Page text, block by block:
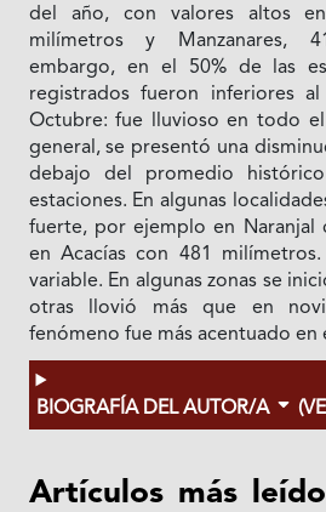
del año, con valores altos
milímetros y Manzanares,
embargo, en el 50% de las
registrados fueron inferiores
Octubre: fue lluvioso en todo
general, se presentó una
debajo del promedio
estaciones. En algunas
fuerte, por ejemplo en Naranjal
en Acacías con 481
variable. En algunas zonas se
otras llovió más que en
fenómeno fue más acentuado en
BIOGRAFÍA DEL AUTOR/A
Artículos más